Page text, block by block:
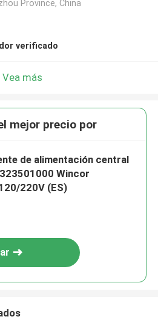
Province, China
verificado
Vea más
mejor precio por
de alimentación central
Wincor
220V (ES)